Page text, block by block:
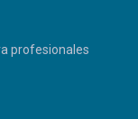
profesionales